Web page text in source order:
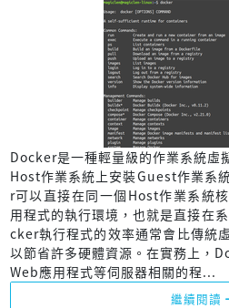
Docker是一種輕量級的作業系統虛
Host作業系統上安裝Guest作業系
r可以直接在同一個Host作業系統
用程式的執行環境，也就是直接在
cker執行程式的效率通常會比傳統
以節省許多硬體資源。在實務上，
Web應用程式等伺服器相關的程...
繼續閱讀